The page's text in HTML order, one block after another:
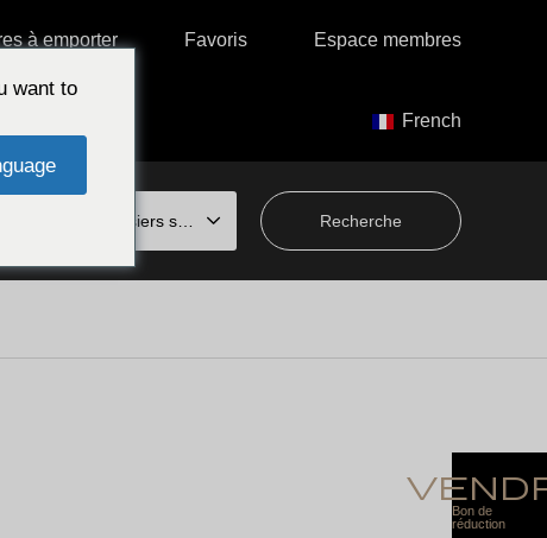
à emporter Favoris Espace membres
French
Choisir parmi les dossiers spéciaux
Bon de
réduction
want to